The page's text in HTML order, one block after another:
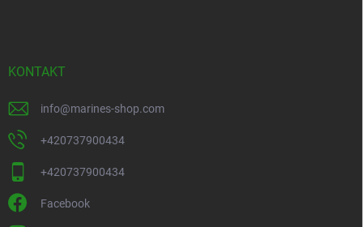
KONTAKT
info@marines-shop.com
+420737900434
+420737900434
Facebook